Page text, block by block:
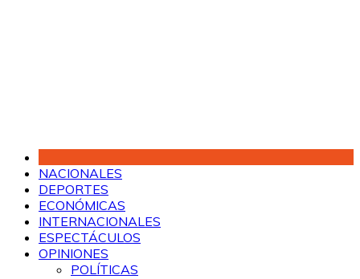
NACIONALES
DEPORTES
ECONÓMICAS
INTERNACIONALES
ESPECTÁCULOS
OPINIONES
POLÍTICAS